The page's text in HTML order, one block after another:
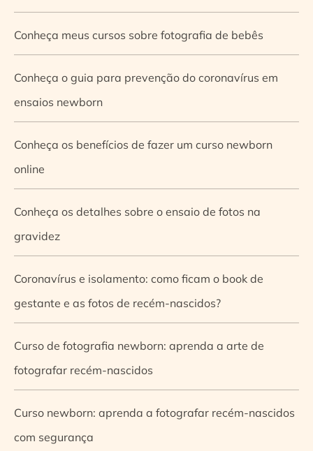
Conheça meus cursos sobre fotografia de bebês
Conheça o guia para prevenção do coronavírus em
ensaios newborn
Conheça os benefícios de fazer um curso newborn
online
Conheça os detalhes sobre o ensaio de fotos na
gravidez
Coronavírus e isolamento: como ficam o book de
gestante e as fotos de recém-nascidos?
Curso de fotografia newborn: aprenda a arte de
fotografar recém-nascidos
Curso newborn: aprenda a fotografar recém-nascidos
com segurança